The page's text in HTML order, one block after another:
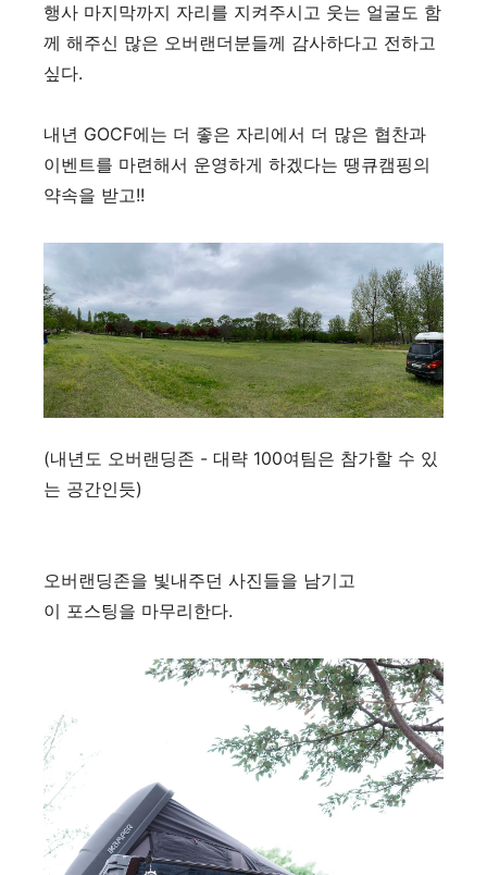
행사 마지막까지 자리를 지켜주시고 웃는 얼굴도 함
께 해주신 많은 오버랜더분들께 감사하다고 전하고
싶다.
내년 GOCF에는 더 좋은 자리에서 더 많은 협찬과
이벤트를 마련해서 운영하게 하겠다는 땡큐캠핑의
약속을 받고!!
(내년도 오버랜딩존 - 대략 100여팀은 참가할 수 있
는 공간인듯)
오버랜딩존을 빛내주던 사진들을 남기고
이 포스팅을 마무리한다.